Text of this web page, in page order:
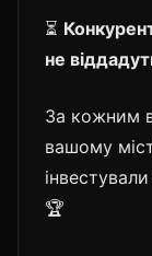
⏳
не
За кожним
вашому
🏆